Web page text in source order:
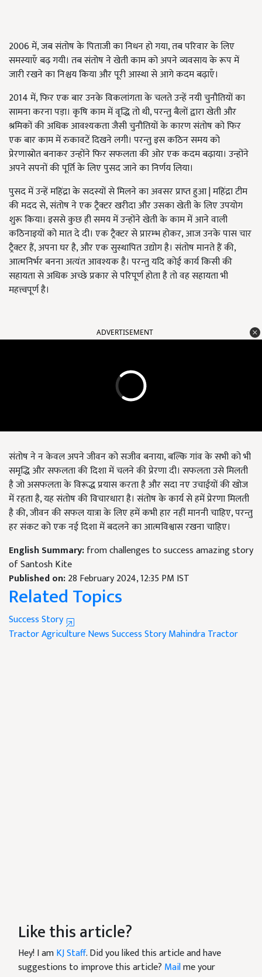
2006 में, जब संतोष के पिताजी का निधन हो गया, तब परिवार के लिए
समस्याएँ बढ़ गयी। तब संतोष ने खेती काम को अपने व्यवसाय के रूप में
जारी रखने का निश्चय किया और पूरी आस्था से आगे कदम बढ़ाएँ।
2014 में, फिर एक बार उनके विकलांगता के चलते उन्हें नयी चुनौतियों का
सामना करना पड़ा। कृषि काम में वृद्धि तो थी, परन्तु बैलों द्वारा खेती और
श्रमिकों की अधिक आवश्यकता जैसी चुनौतियों के कारण संतोष को फिर
एक बार काम में रुकावटें दिखने लगी। परन्तु इस कठिन समय को
प्रेरणास्रोत बनाकर उन्होंने फिर सफलता की ओर एक कदम बढ़ाया। उन्होंने
अपने सपनों की पूर्ति के लिए पुसद जाने का निर्णय लिया।
पुसद में उन्हें महिंद्रा के सदस्यों से मिलने का अवसर प्राप्त हुआ | महिंद्रा टीम
की मदद से, संतोष ने एक ट्रैक्टर खरीदा और उसका खेती के लिए उपयोग
शुरू किया। इससे कुछ ही समय में उन्होंने खेती के काम में आने वाली
कठिनाइयों को मात दे दी। एक ट्रैक्टर से प्रारम्भ होकर, आज उनके पास चार
ट्रैक्टर हैं, अपना घर है, और एक सुस्थापित उद्योग है। संतोष मानते हैं की,
आत्मनिर्भर बनना अत्यंत आवश्यक है। परन्तु यदि कोई कार्य किसी की
सहायता से अधिक अच्छे प्रकार से परिपूर्ण होता है तो वह सहायता भी
महत्त्वपूर्ण है।
ADVERTISEMENT
संतोष ने न केवल अपने जीवन को सजीव बनाया, बल्कि गांव के सभी को भी
समृद्धि और सफलता की दिशा में चलने की प्रेरणा दी। सफलता उसे मिलती
है जो असफलता के विरूद्ध प्रयास करता है और सदा नए उचाईयों की खोज
में रहता है, यह संतोष की विचारधारा है। संतोष के कार्य से हमें प्रेरणा मिलती
है की, जीवन की सफल यात्रा के लिए हमें कभी हार नहीं माननी चाहिए, परन्तु
हर संकट को एक नई दिशा में बदलने का आत्मविश्वास रखना चाहिए।
English Summary:from challenges to success amazing story
of Santosh Kite
Published on:28 February 2024, 12:35 PM IST
Related Topics
Success Story
TractorAgriculture NewsSuccess StoryMahindra Tractor
Like this article?
Hey! I amKJ Staff. Did you liked this article and have
suggestions to improve this article? Mailme your